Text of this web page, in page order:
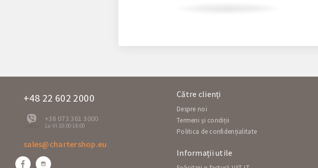
+48 22 602 2000
offline
+38 073 361 3000
Lu-Vi 10:00-18:00
sales@chartershop.eu
Către clienți
Despre noi
Termeni și condiții
Politica de confidențialitate
Informații utile